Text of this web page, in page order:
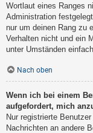
Wortlaut eines Ranges
Administration
nur um deinen Rang zu
Verhalten nicht und ein
unter Umständen
Nach oben
Wenn ich bei einem
aufgefordert, mich
Nur registrierte
Nachrichten an andere